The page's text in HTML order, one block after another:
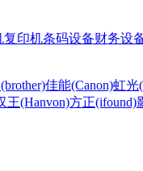
复印机条码设备财务设
佳能(Canon)虹光
王(Hanvon)方正(ifound)